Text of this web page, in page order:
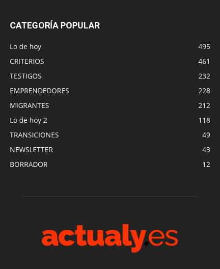
CATEGORÍA POPULAR
Lo de hoy
495
CRITERIOS
461
TESTIGOS
232
EMPRENDEDORES
228
MIGRANTES
212
Lo de hoy 2
118
TRANSICIONES
49
NEWSLETTER
43
BORRADOR
12